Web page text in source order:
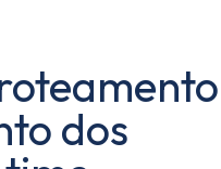
dos